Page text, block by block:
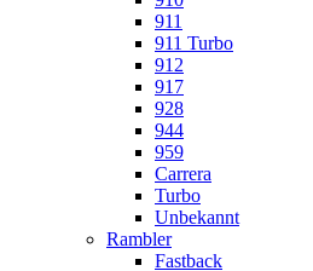
911
911 Turbo
912
917
928
944
959
Carrera
Turbo
Unbekannt
Rambler
Fastback